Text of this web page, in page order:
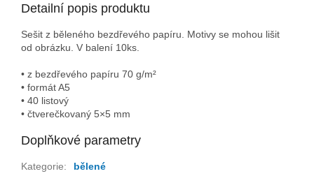
Detailní popis produktu
Sešit z běleného bezdřevého papíru. Motivy se mohou lišit
od obrázku. V balení 10ks.
• z bezdřevého papíru 70 g/m²
• formát A5
• 40 listový
• čtverečkovaný 5×5 mm
Doplňkové parametry
Kategorie:
bělené